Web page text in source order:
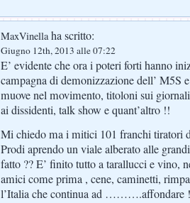
MaxVinellaha scritto:
Giugno 12th, 2013 alle 07:22
E’ evidente che ora i poteri forti hanno
campagna di demonizzazione dell’ M5S
muove nel movimento, titoloni sui
ai dissidenti, talk show e quant’altro !!
Mi chiedo ma i mitici 101 franchi tiratori
Prodi aprendo un viale alberato alle
fatto ?? E’ finito tutto a tarallucci e vino,
amici come prima , cene, caminetti,
l’Italia che continua ad ……….affondare